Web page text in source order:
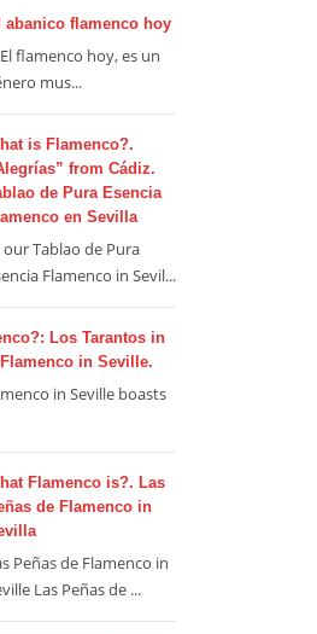
abanico flamenco hoy
flamenco hoy, es un
mus...
is Flamenco?.
from Cádiz.
de Pura Esencia
en Sevilla
our Tablao de Pura
Flamenco in Sevil...
Los Tarantos in
in Seville.
in Seville boasts
Flamenco is?. Las
de Flamenco in
Peñas de Flamenco in
Las Peñas de ...